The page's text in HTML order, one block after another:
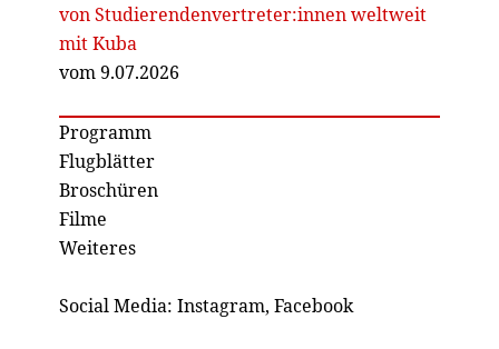
von Studierendenvertreter:innen weltweit
mit Kuba
vom 9.07.2026
Programm
Flugblätter
Broschüren
Filme
Weiteres
Social Media: Instagram, Facebook